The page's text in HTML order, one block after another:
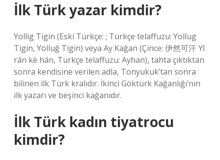
İlk Türk yazar kimdir?
Yollig Tigin (Eski Türkçe: ; Türkçe telaffuzu: Yollug
Tigin, Yolluğ Tigin) veya Ay Kağan (Çince: 伊然可汗 Yī
rán kè hán, Türkçe telaffuzu: Ayhan), tahta çıktıktan
sonra kendisine verilen adla, Tonyukuk’tan sonra
bilinen ilk Türk kralıdır. İkinci Göktürk Kağanlığı’nın
ilk yazarı ve beşinci kağanıdır.
İlk Türk kadın tiyatrocu
kimdir?